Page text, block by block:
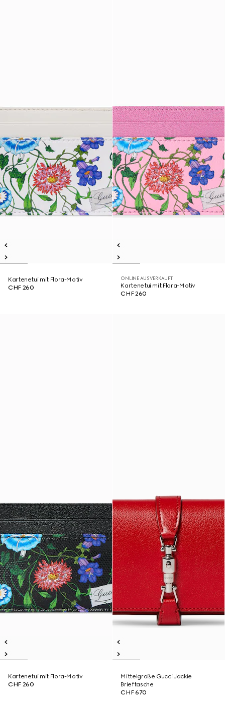
Kartenetui mit Flora-Motiv
CHF 260
ONLINE AUSVERKAUFT
Kartenetui mit Flora-Motiv
CHF 260
Kartenetui mit Flora-Motiv
CHF 260
Mittelgroße Gucci Jackie
Brieftasche
CHF 670